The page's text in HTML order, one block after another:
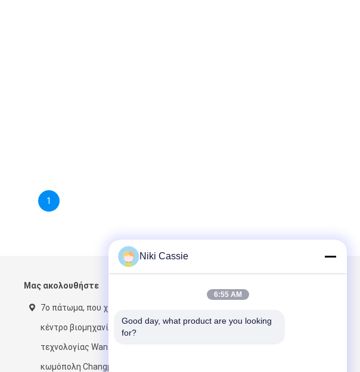
1
Μας ακολουθήστε
7ο πάτωμα, που χτίζει 1,
κέντρο βιομηχανίας
τεχνολογίας Wanfeng,
κωμόπολη Changping, πόλη
Niki Cassie
6:55 AM
Good day, what product are you looking
for?